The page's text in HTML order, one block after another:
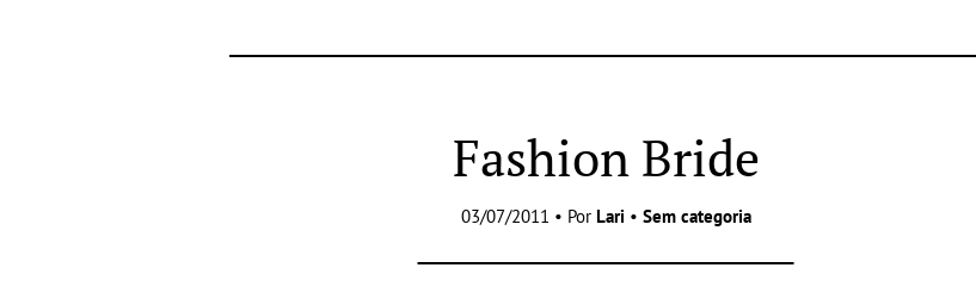
Fashion Bride
03/07/2011 • Por Lari • Sem categoria